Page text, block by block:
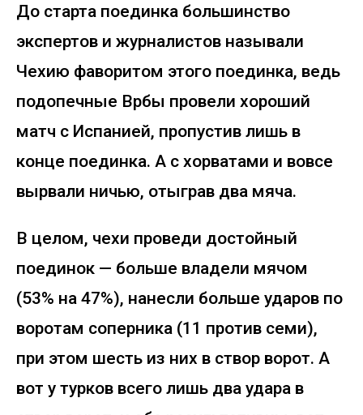
До старта поединка большинство
экспертов и журналистов называли
Чехию фаворитом этого поединка, ведь
подопечные Врбы провели хороший
матч с Испанией, пропустив лишь в
конце поединка. А с хорватами и вовсе
вырвали ничью, отыграв два мяча.
В целом, чехи проведи достойный
поединок — больше владели мячом
(53% на 47%), нанесли больше ударов по
воротам соперника (11 против семи),
при этом шесть из них в створ ворот. А
вот у турков всего лишь два удара в